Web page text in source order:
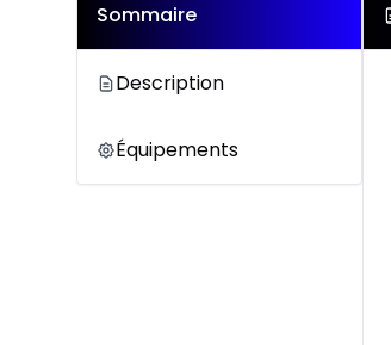
Sommaire
Description
Équipements